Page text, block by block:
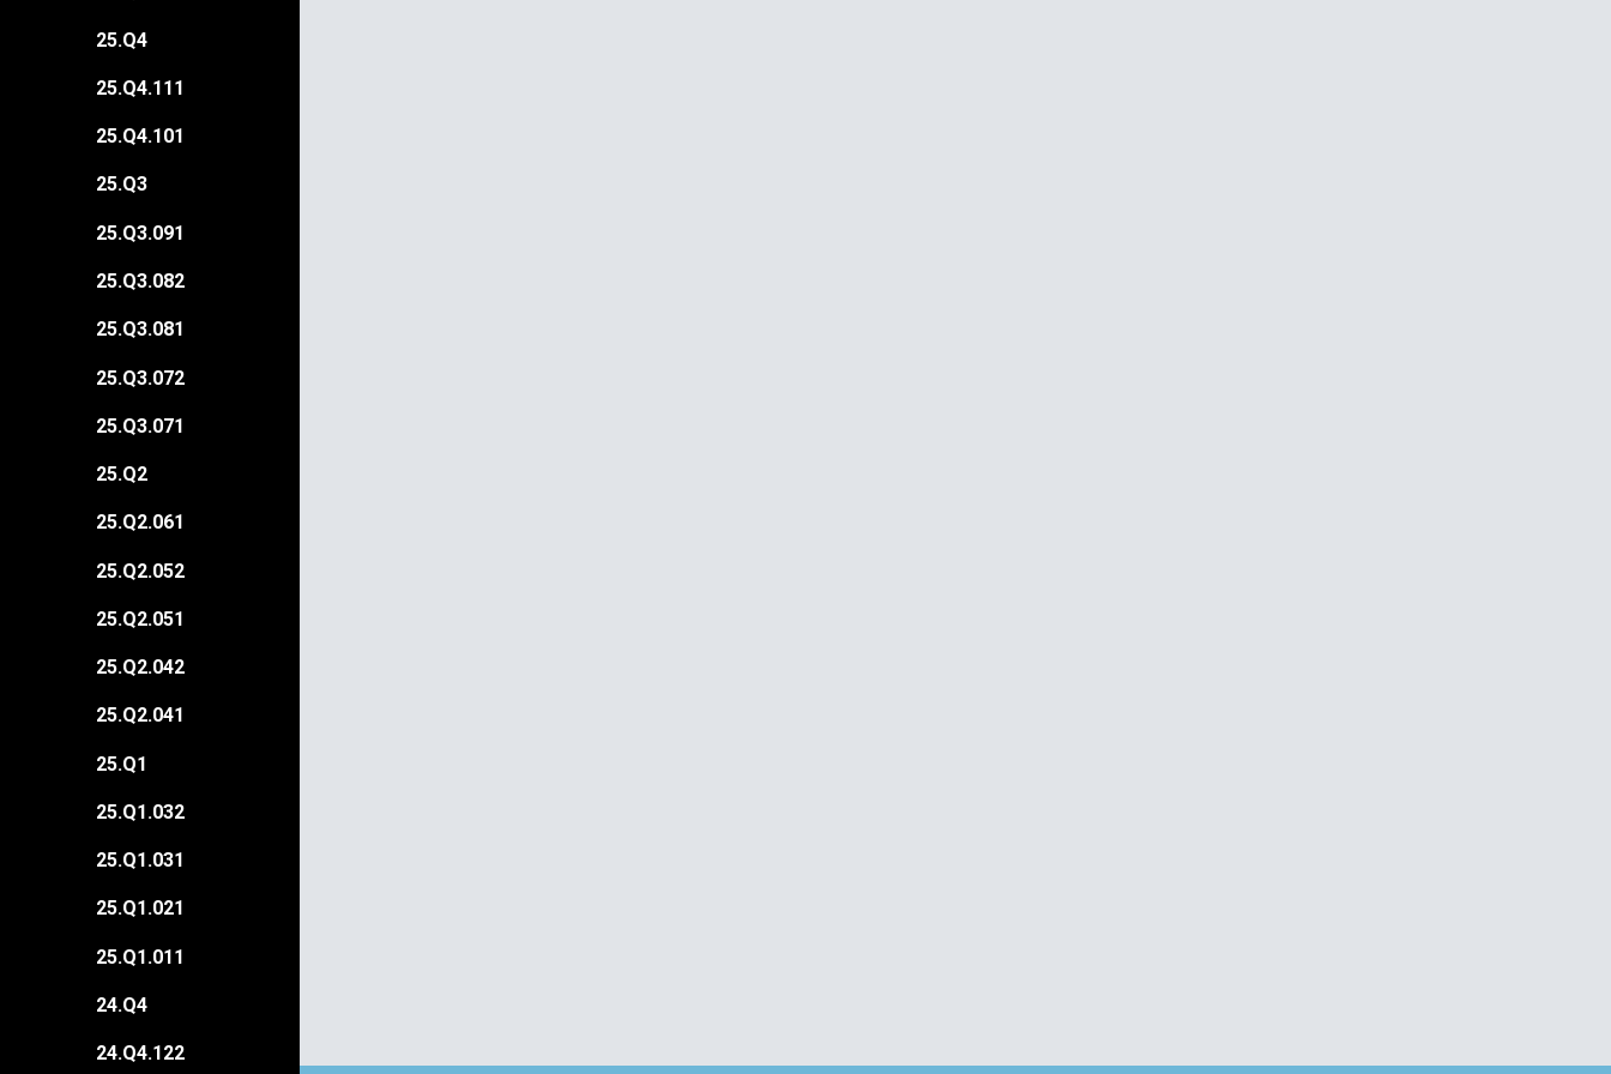
25.Q4
25.Q4.111
25.Q4.101
25.Q3
25.Q3.091
25.Q3.082
25.Q3.081
25.Q3.072
25.Q3.071
25.Q2
25.Q2.061
25.Q2.052
25.Q2.051
25.Q2.042
25.Q2.041
25.Q1
25.Q1.032
25.Q1.031
25.Q1.021
25.Q1.011
24.Q4
24.Q4.122